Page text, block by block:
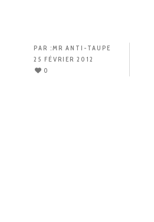
PAR :MR ANTI-TAUPE
25 FÉVRIER 2012
0